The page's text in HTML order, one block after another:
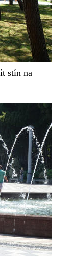
stín na